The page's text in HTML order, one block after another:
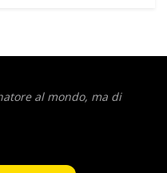
al mondo, ma di